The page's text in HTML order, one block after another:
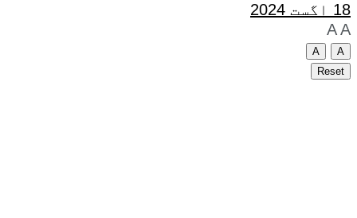
18 اگست 2024
A A
A
A
Reset